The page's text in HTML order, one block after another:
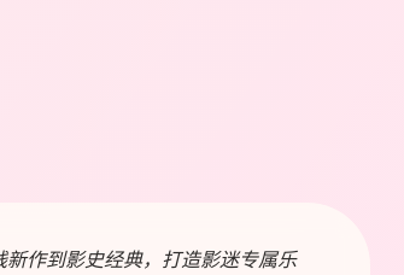
作到影史经典，打造影迷专属乐